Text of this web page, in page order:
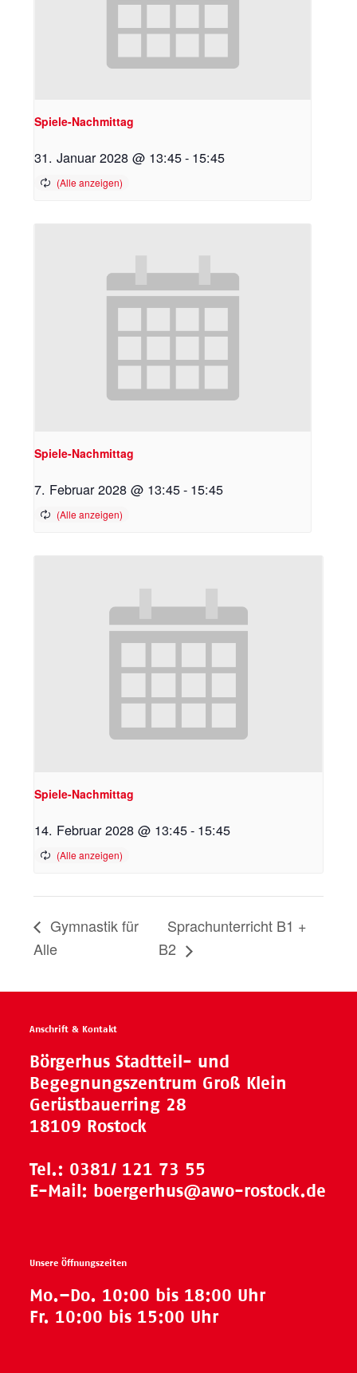
Spiele-Nachmittag
31. Januar 2028 @ 13:45- 15:45
Spiele-Nachmittag
7. Februar 2028 @ 13:45- 15:45
Spiele-Nachmittag
14. Februar 2028 @ 13:45- 15:45
Gymnastik für
Alle
Sprachunterricht B1 +
B2
Anschrift & Kontakt
Börgerhus Stadtteil- und
Begegnungszentrum Groß Klein
Gerüstbauerring 28
18109 Rostock
Tel.: 0381/ 121 73 55
E-Mail: boergerhus@awo-rostock.de
Unsere Öffnungszeiten
Mo.–Do. 10:00 bis 18:00 Uhr
Fr. 10:00 bis 15:00 Uhr